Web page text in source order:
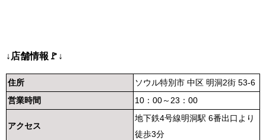
↓店舗情報🚩↓
住所
ソウル特別市 中区 明洞2街 53-6
営業時間
10：00～23：00
アクセス
地下鉄4号線明洞駅 6番出口より
徒歩3分